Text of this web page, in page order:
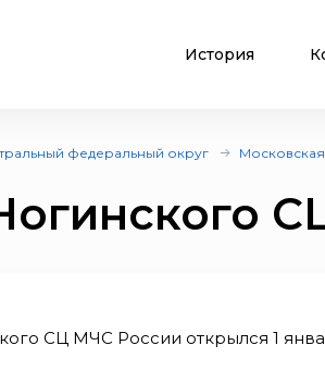
История
федеральный округ
СЦ МЧС России открылся 1